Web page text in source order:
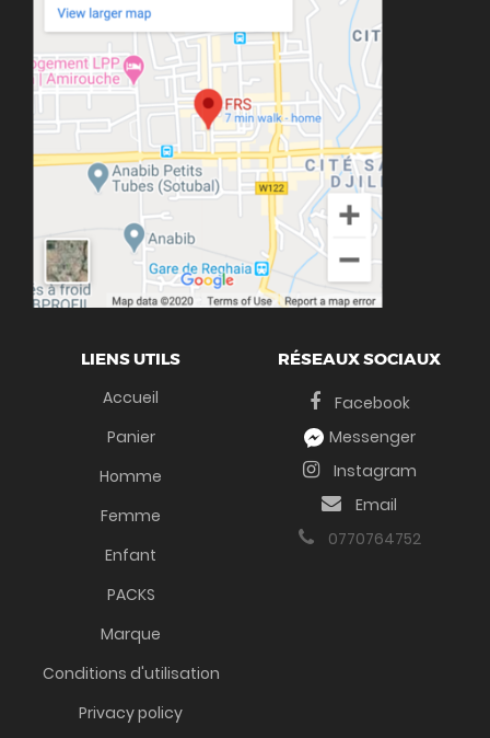
LIENS UTILS
Accueil
Panier
Homme
Femme
Enfant
PACKS
Marque
Conditions d'utilisation
Privacy policy
RÉSEAUX SOCIAUX
Facebook
Messenger
Instagram
Email
0770764752